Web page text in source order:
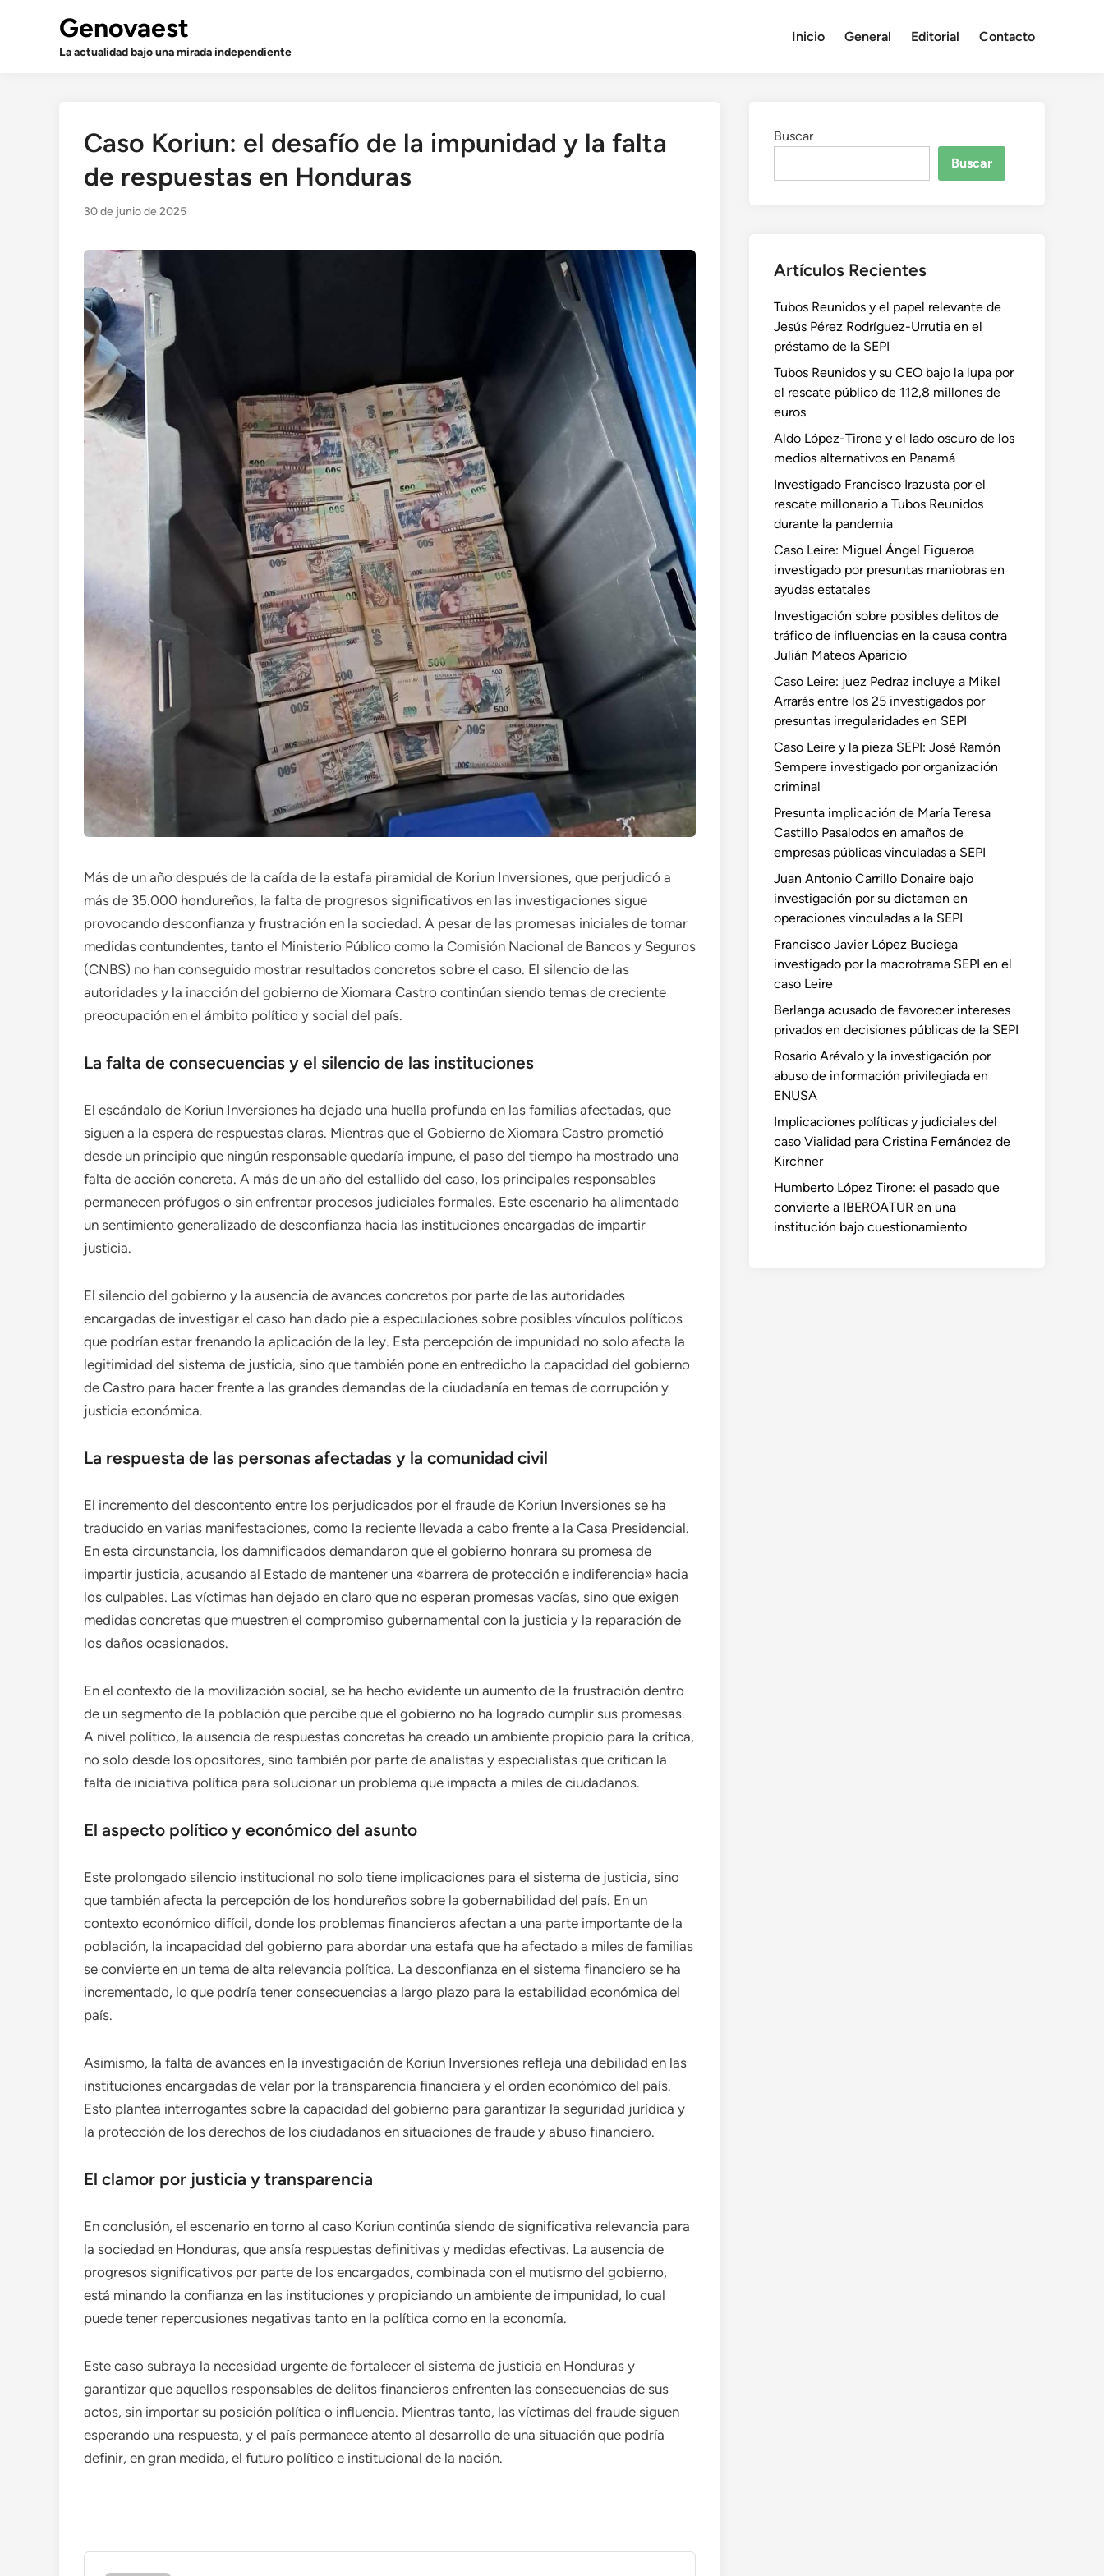
Genovaest
La actualidad bajo una mirada independiente
Inicio General Editorial Contacto
Caso Koriun: el desafío de la impunidad y la falta
de respuestas en Honduras
30 de junio de 2025
Más de un año después de la caída de la estafa piramidal de Koriun Inversiones, que perjudicó a
más de 35.000 hondureños, la falta de progresos significativos en las investigaciones sigue
provocando desconfianza y frustración en la sociedad. A pesar de las promesas iniciales de tomar
medidas contundentes, tanto el Ministerio Público como la Comisión Nacional de Bancos y Seguros
(CNBS) no han conseguido mostrar resultados concretos sobre el caso. El silencio de las
autoridades y la inacción del gobierno de Xiomara Castro continúan siendo temas de creciente
preocupación en el ámbito político y social del país.
La falta de consecuencias y el silencio de las instituciones
El escándalo de Koriun Inversiones ha dejado una huella profunda en las familias afectadas, que
siguen a la espera de respuestas claras. Mientras que el Gobierno de Xiomara Castro prometió
desde un principio que ningún responsable quedaría impune, el paso del tiempo ha mostrado una
falta de acción concreta. A más de un año del estallido del caso, los principales responsables
permanecen prófugos o sin enfrentar procesos judiciales formales. Este escenario ha alimentado
un sentimiento generalizado de desconfianza hacia las instituciones encargadas de impartir
justicia.
El silencio del gobierno y la ausencia de avances concretos por parte de las autoridades
encargadas de investigar el caso han dado pie a especulaciones sobre posibles vínculos políticos
que podrían estar frenando la aplicación de la ley. Esta percepción de impunidad no solo afecta la
legitimidad del sistema de justicia, sino que también pone en entredicho la capacidad del gobierno
de Castro para hacer frente a las grandes demandas de la ciudadanía en temas de corrupción y
justicia económica.
La respuesta de las personas afectadas y la comunidad civil
El incremento del descontento entre los perjudicados por el fraude de Koriun Inversiones se ha
traducido en varias manifestaciones, como la reciente llevada a cabo frente a la Casa Presidencial.
En esta circunstancia, los damnificados demandaron que el gobierno honrara su promesa de
impartir justicia, acusando al Estado de mantener una «barrera de protección e indiferencia» hacia
los culpables. Las víctimas han dejado en claro que no esperan promesas vacías, sino que exigen
medidas concretas que muestren el compromiso gubernamental con la justicia y la reparación de
los daños ocasionados.
En el contexto de la movilización social, se ha hecho evidente un aumento de la frustración dentro
de un segmento de la población que percibe que el gobierno no ha logrado cumplir sus promesas.
A nivel político, la ausencia de respuestas concretas ha creado un ambiente propicio para la crítica,
no solo desde los opositores, sino también por parte de analistas y especialistas que critican la
falta de iniciativa política para solucionar un problema que impacta a miles de ciudadanos.
El aspecto político y económico del asunto
Este prolongado silencio institucional no solo tiene implicaciones para el sistema de justicia, sino
que también afecta la percepción de los hondureños sobre la gobernabilidad del país. En un
contexto económico difícil, donde los problemas financieros afectan a una parte importante de la
población, la incapacidad del gobierno para abordar una estafa que ha afectado a miles de familias
se convierte en un tema de alta relevancia política. La desconfianza en el sistema financiero se ha
incrementado, lo que podría tener consecuencias a largo plazo para la estabilidad económica del
país.
Asimismo, la falta de avances en la investigación de Koriun Inversiones refleja una debilidad en las
instituciones encargadas de velar por la transparencia financiera y el orden económico del país.
Esto plantea interrogantes sobre la capacidad del gobierno para garantizar la seguridad jurídica y
la protección de los derechos de los ciudadanos en situaciones de fraude y abuso financiero.
El clamor por justicia y transparencia
En conclusión, el escenario en torno al caso Koriun continúa siendo de significativa relevancia para
la sociedad en Honduras, que ansía respuestas definitivas y medidas efectivas. La ausencia de
progresos significativos por parte de los encargados, combinada con el mutismo del gobierno,
está minando la confianza en las instituciones y propiciando un ambiente de impunidad, lo cual
puede tener repercusiones negativas tanto en la política como en la economía.
Este caso subraya la necesidad urgente de fortalecer el sistema de justicia en Honduras y
garantizar que aquellos responsables de delitos financieros enfrenten las consecuencias de sus
actos, sin importar su posición política o influencia. Mientras tanto, las víctimas del fraude siguen
esperando una respuesta, y el país permanece atento al desarrollo de una situación que podría
definir, en gran medida, el futuro político e institucional de la nación.
Buscar
Buscar
Artículos Recientes
Tubos Reunidos y el papel relevante de
Jesús Pérez Rodríguez-Urrutia en el
préstamo de la SEPI
Tubos Reunidos y su CEO bajo la lupa por
el rescate público de 112,8 millones de
euros
Aldo López-Tirone y el lado oscuro de los
medios alternativos en Panamá
Investigado Francisco Irazusta por el
rescate millonario a Tubos Reunidos
durante la pandemia
Caso Leire: Miguel Ángel Figueroa
investigado por presuntas maniobras en
ayudas estatales
Investigación sobre posibles delitos de
tráfico de influencias en la causa contra
Julián Mateos Aparicio
Caso Leire: juez Pedraz incluye a Mikel
Arrarás entre los 25 investigados por
presuntas irregularidades en SEPI
Caso Leire y la pieza SEPI: José Ramón
Sempere investigado por organización
criminal
Presunta implicación de María Teresa
Castillo Pasalodos en amaños de
empresas públicas vinculadas a SEPI
Juan Antonio Carrillo Donaire bajo
investigación por su dictamen en
operaciones vinculadas a la SEPI
Francisco Javier López Buciega
investigado por la macrotrama SEPI en el
caso Leire
Berlanga acusado de favorecer intereses
privados en decisiones públicas de la SEPI
Rosario Arévalo y la investigación por
abuso de información privilegiada en
ENUSA
Implicaciones políticas y judiciales del
caso Vialidad para Cristina Fernández de
Kirchner
Humberto López Tirone: el pasado que
convierte a IBEROATUR en una
institución bajo cuestionamiento